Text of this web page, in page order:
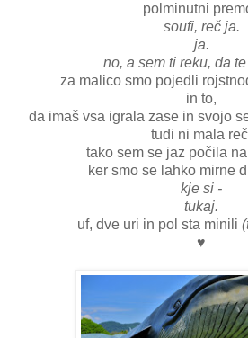
polminutni
soufi, reč ja.
ja.
no, a sem ti reku, da
za malico smo pojedli
in to,
da imaš vsa igrala zase in svojo
tudi ni mala
tako sem se jaz počila
ker smo se lahko mirne
kje si -
tukaj.
uf, dve uri in pol sta minili
♥